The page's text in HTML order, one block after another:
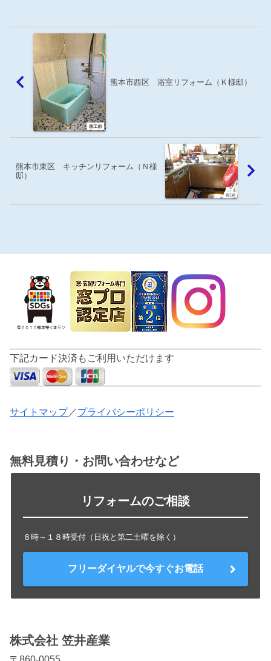
熊本市西区 浴室リフォーム（Ｋ様邸）
熊本市東区 キッチンリフォーム（Ｎ様
邸）
下記カード決済もご利用いただけます
サイトマップ／プライバシーポリシー
無料見積り・お問い合わせなど
リフォームのご相談
８時～１８時受付（日祝と第二土曜を除く）
フリーダイヤルで今すぐお電話
株式会社 笠井産業